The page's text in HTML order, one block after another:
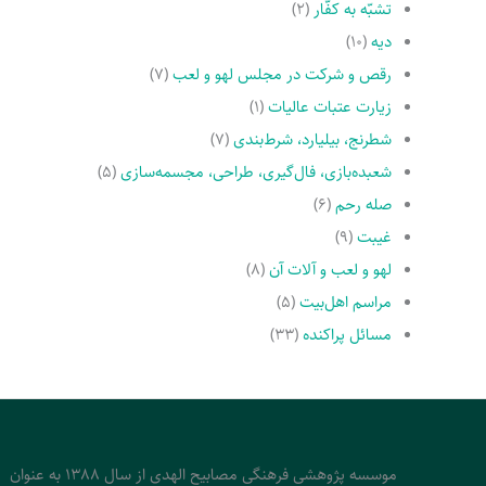
تشبّه به کفّار (۲)
دیه(۱۰)
رقص و شرکت در مجلس لهو و لعب(۷)
زیارت عتبات عالیات(۱)
شطرنج، بیلیارد، شرط‌بندی(۷)
شعبده‌بازی، فال‌گیری، طراحی، مجسمه‌سازی(۵)
صله رحم(۶)
غیبت(۹)
لهو و لعب و آلات آن(۸)
مراسم اهل‌بیت(۵)
مسائل پراکنده(۳۳)
موسسه پژوهشی فرهنگی مصابیح الهدی از سال 1388 به عنوان